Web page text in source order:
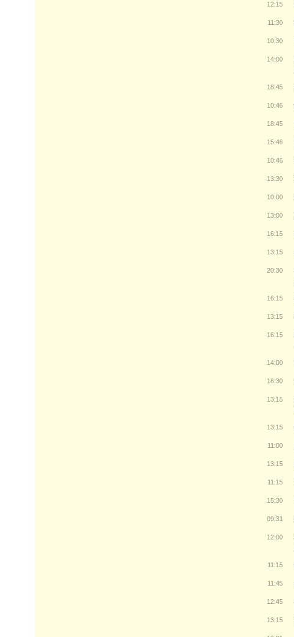
12:15
11:30
10:30
14:00
18:45
10:46
18:45
15:46
10:46
13:30
10:00
13:00
16:15
13:15
20:30
16:15
13:15
16:15
14:00
16:30
13:15
13:15
11:00
13:15
11:15
15:30
09:31
12:00
11:15
11:45
12:45
13:15